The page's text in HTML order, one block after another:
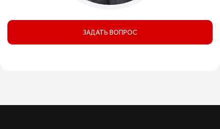
ЗАДАТЬ ВОПРОС